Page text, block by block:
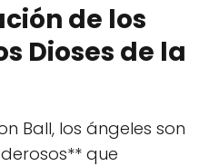
de los
Dioses de la
Ball, los ángeles son
que